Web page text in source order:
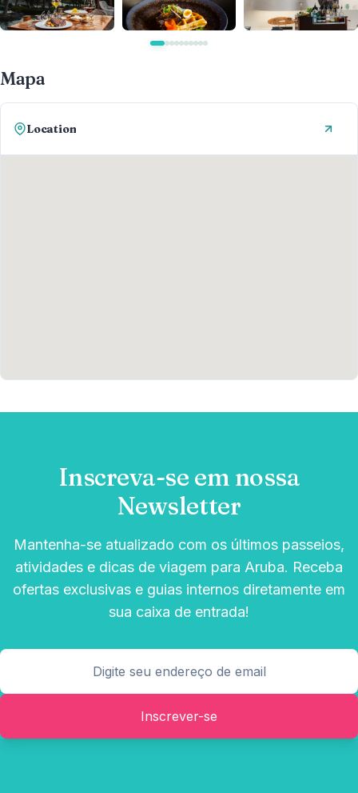
Mapa
Location
Inscreva-se em nossa
Newsletter
Mantenha-se atualizado com os últimos passeios,
atividades e dicas de viagem para Aruba. Receba
ofertas exclusivas e guias internos diretamente em
sua caixa de entrada!
Inscrever-se